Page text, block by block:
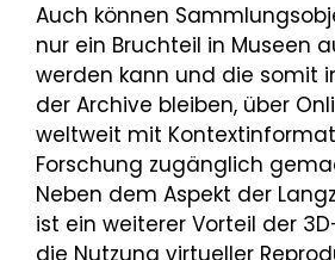
Auch können
nur ein Bruchteil in Museen
werden kann und die somit
der Archive bleiben, über
weltweit mit
Forschung zugänglich
Neben dem Aspekt der
ist ein weiterer Vorteil der